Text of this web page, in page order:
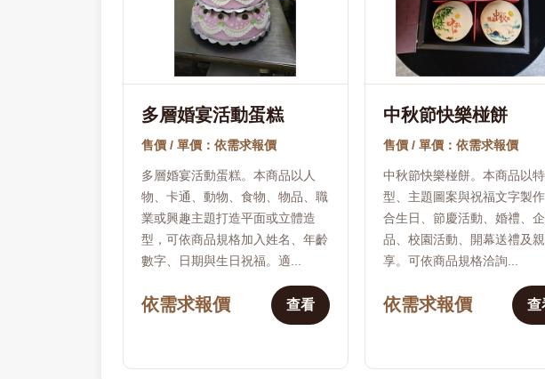
多層婚宴活動蛋糕
售價 / 單價：依需求報價
多層婚宴活動蛋糕。本商品以人
物、卡通、動物、食物、物品、職
業或興趣主題打造平面或立體造
型，可依商品規格加入姓名、年齡
數字、日期與生日祝福。適...
依需求報價 查看
中秋節快樂椪餅
售價 / 單價：依需求報價
中秋節快樂椪餅。本商品以
型、主題圖案與祝福文字製
合生日、節慶活動、婚禮、
品、校園活動、開幕送禮及
享。可依商品規格洽詢...
依需求報價 查